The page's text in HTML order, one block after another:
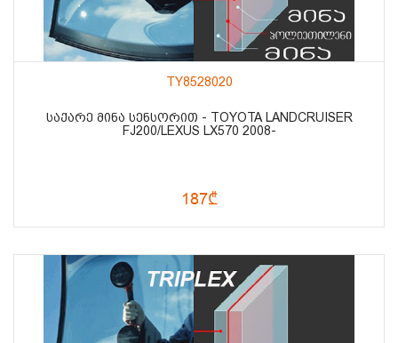
TY8528020
ᲡᲐᲥᲐᲠᲔ ᲛᲘᲜᲐ ᲡᲔᲜᲡᲝᲠᲘᲗ - TOYOTA LANDCRUISER
FJ200/LEXUS LX570 2008-
187₾